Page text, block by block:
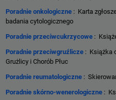
Poradnie onkologiczne : Karta
badania cytologicznego
Poradnie przeciwcukrzycowe :
Poradnie przeciwgruźlicze : Książka
Grużlicy i Chorób Płuc
Poradnie reumatologiczne :
Poradnie skórno-wenerologiczne :